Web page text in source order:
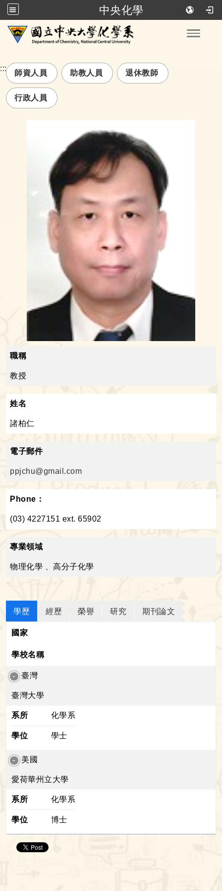
中央化學
跳到主要內容
:::
師資人員 助教人員 退休教師
行政人員
職稱
教授
姓名
諸柏仁
電子郵件
ppjchu@gmail.com
Phone：
(03) 4227151 ext. 65902
專業領域
物理化學 、高分子化學
學歷 經歷 榮譽 研究 期刊論文
國家
學校名稱
臺灣
臺灣大學
系所 化學系
學位 學士
美國
愛荷華州立大學
系所 化學系
學位 博士